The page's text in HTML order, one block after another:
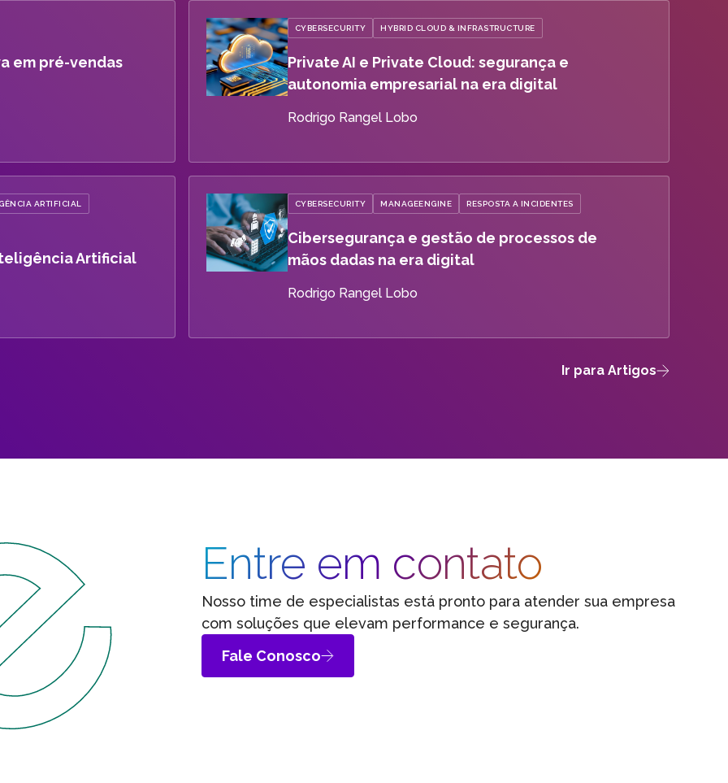
em pré-vendas
CYBERSECURITY HYBRID CLOUD & INFRASTRUCTURE
Private AI e Private Cloud: segurança e
autonomia empresarial na era digital
Rodrigo Rangel Lobo
ARTIFICIAL
Artificial
CYBERSECURITY MANAGEENGINE RESPOSTA A INCIDENTES
Cibersegurança e gestão de processos de
mãos dadas na era digital
Rodrigo Rangel Lobo
Ir para Artigos
Entre em contato
Nosso time de especialistas está pronto para atender sua empresa
com soluções que elevam performance e segurança.
Fale Conosco